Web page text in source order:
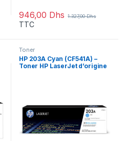
946,00 Dhs 1.327,00Dhs
TTC
Toner
HP 203A Cyan (CF541A) –
Toner HP LaserJet d’origine